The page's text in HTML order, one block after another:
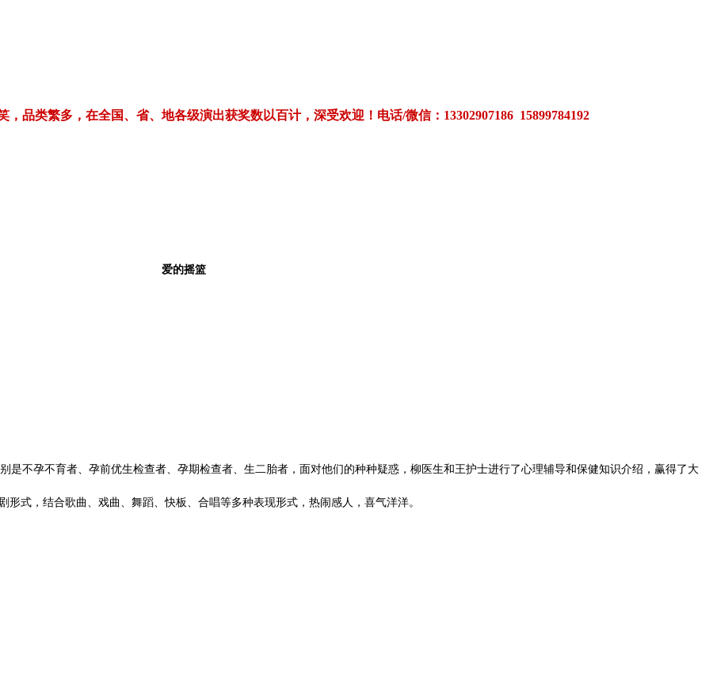
品类繁多，在全国、省、地各级演出获奖数以百计，深受欢迎！电话/微信：13302907186 15899784192
爱的摇篮
不孕不育者、孕前优生检查者、孕期检查者、生二胎者，面对他们的种种疑惑，柳医生和王护士进行了心理辅导和保健知识介绍，赢得了大
式，结合歌曲、戏曲、舞蹈、快板、合唱等多种表现形式，热闹感人，喜气洋洋。